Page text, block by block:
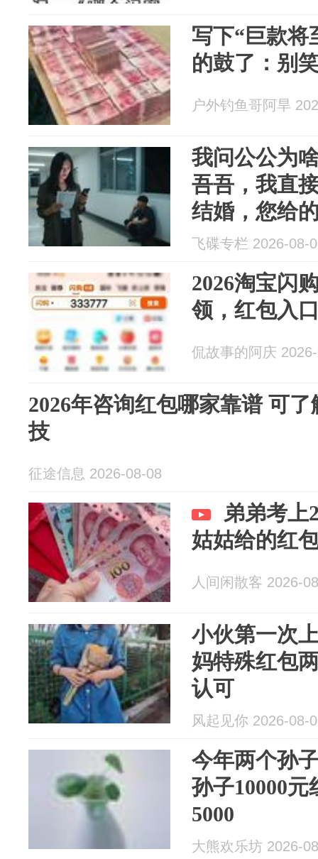
写下“巨款将
的鼓了：别
户外钓鱼哥阿旱
我问公公为
吾吾，我直
结婚，您给
婚时，是不
飞碟专栏 2026-08-
2026淘宝闪
领，红包入
侃故事的阿庆
2026年咨询红包哪家靠谱 可
技
征途信息 2026-08-08
弟弟考上
姑姑给的红
人间闲散客 2026-
小伙第一次
妈特殊红包
认可
风起见你 2026-08-
今年两个孙
孙子10000
5000
大熊欢乐坊 2026-